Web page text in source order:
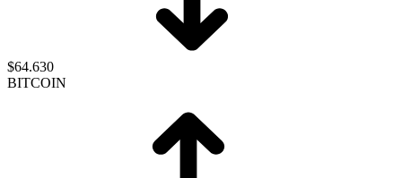
$64.630
BITCOIN